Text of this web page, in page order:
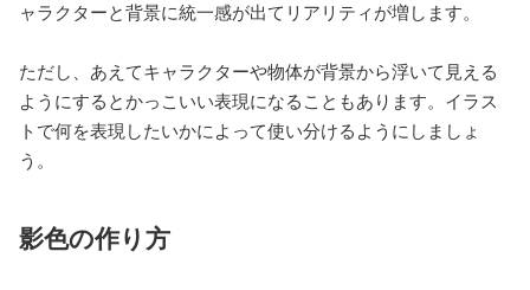
ャラクターと背景に統一感が出てリアリティが増します。
ただし、あえてキャラクターや物体が背景から浮いて見える
ようにするとかっこいい表現になることもあります。イラス
トで何を表現したいかによって使い分けるようにしましょ
う。
影色の作り方